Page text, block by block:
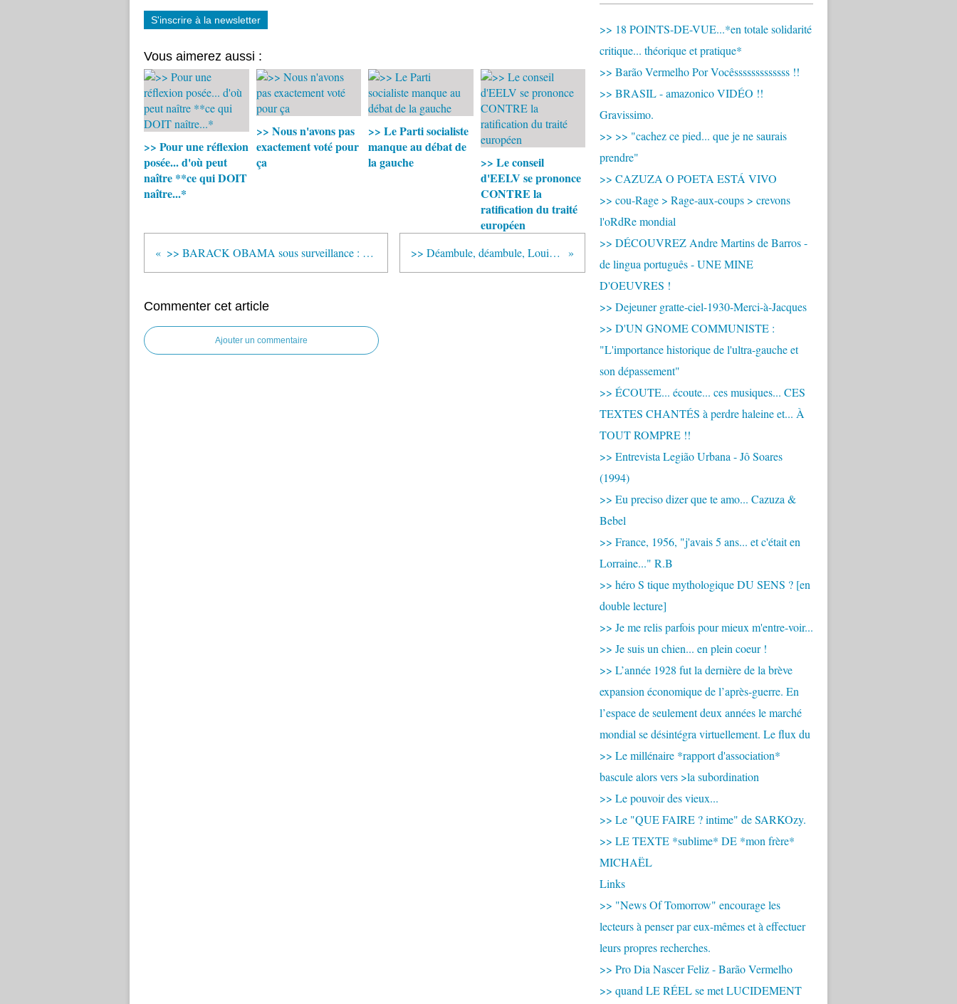
S'inscrire à la newsletter
Vous aimerez aussi :
>> Pour une réflexion
posée... d'où peut
naître **ce qui DOIT
naître...*
>> Nous n'avons pas
exactement voté pour
ça
>> Le Parti socialiste
manque au débat de
la gauche
>> Le conseil
d'EELV se prononce
CONTRE la
ratification du traité
européen
>> BARACK OBAMA sous surveillance : LE CAPITAL lui fait dire ce qu'IL veut ! >> Déambule, déambule, Louise Lucide. TOUT SE TIENT !
Commenter cet article
Ajouter un commentaire
>> 18 POINTS-DE-VUE...*en totale solidarité
critique... théorique et pratique*
>> Barão Vermelho Por Vocêsssssssssssss !!
>> BRASIL - amazonico VIDÉO !!
Gravissimo.
>> >> "cachez ce pied... que je ne saurais
prendre"
>> CAZUZA O POETA ESTÁ VIVO
>> cou-Rage > Rage-aux-coups > crevons
l'oRdRe mondial
>> DÉCOUVREZ Andre Martins de Barros -
de lingua português - UNE MINE
D'OEUVRES !
>> Dejeuner gratte-ciel-1930-Merci-à-Jacques
>> D'UN GNOME COMMUNISTE :
"L'importance historique de l'ultra-gauche et
son dépassement"
>> ÉCOUTE... écoute... ces musiques... CES
TEXTES CHANTÉS à perdre haleine et... À
TOUT ROMPRE !!
>> Entrevista Legião Urbana - Jô Soares
(1994)
>> Eu preciso dizer que te amo... Cazuza &
Bebel
>> France, 1956, "j'avais 5 ans... et c'était en
Lorraine..." R.B
>> héro S tique mythologique DU SENS ? [en
double lecture]
>> Je me relis parfois pour mieux m'entre-voir...
>> Je suis un chien... en plein coeur !
>> L’année 1928 fut la dernière de la brève
expansion économique de l’après-guerre. En
l’espace de seulement deux années le marché
mondial se désintégra virtuellement. Le flux du
>> Le millénaire *rapport d'association*
bascule alors vers >la subordination
>> Le pouvoir des vieux...
>> Le "QUE FAIRE ? intime" de SARKOzy.
>> LE TEXTE *sublime* DE *mon frère*
MICHAËL
Links
>> "News Of Tomorrow" encourage les
lecteurs à penser par eux-mêmes et à effectuer
leurs propres recherches.
>> Pro Dia Nascer Feliz - Barão Vermelho
>> quand LE RÉEL se met LUCIDEMENT